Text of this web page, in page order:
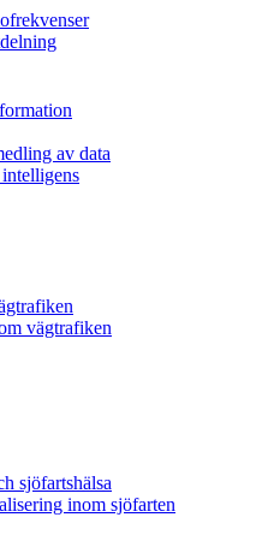
av data
vägtrafiken
sjöfartshälsa
inom sjöfarten